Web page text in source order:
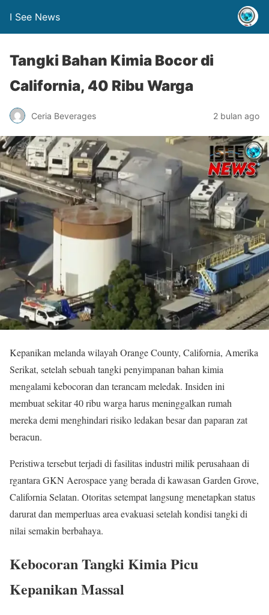
I See News
Tangki Bahan Kimia Bocor di
California, 40 Ribu Warga
Ceria Beverages 2 bulan ago
Kepanikan melanda wilayah Orange County, California, Amerika
Serikat, setelah sebuah tangki penyimpanan bahan kimia
mengalami kebocoran dan terancam meledak. Insiden ini
membuat sekitar 40 ribu warga harus meninggalkan rumah
mereka demi menghindari risiko ledakan besar dan paparan zat
beracun.
Peristiwa tersebut terjadi di fasilitas industri milik perusahaan di
rgantara GKN Aerospace yang berada di kawasan Garden Grove,
California Selatan. Otoritas setempat langsung menetapkan status
darurat dan memperluas area evakuasi setelah kondisi tangki di
nilai semakin berbahaya.
Kebocoran Tangki Kimia Picu
Kepanikan Massal